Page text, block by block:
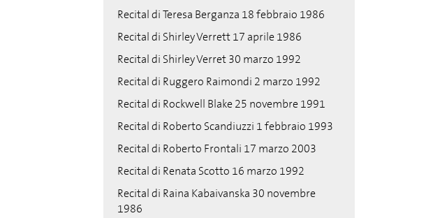
Recital di Teresa Berganza 18 febbraio 1986
Recital di Shirley Verrett 17 aprile 1986
Recital di Shirley Verret 30 marzo 1992
Recital di Ruggero Raimondi 2 marzo 1992
Recital di Rockwell Blake 25 novembre 1991
Recital di Roberto Scandiuzzi 1 febbraio 1993
Recital di Roberto Frontali 17 marzo 2003
Recital di Renata Scotto 16 marzo 1992
Recital di Raina Kabaivanska 30 novembre
1986